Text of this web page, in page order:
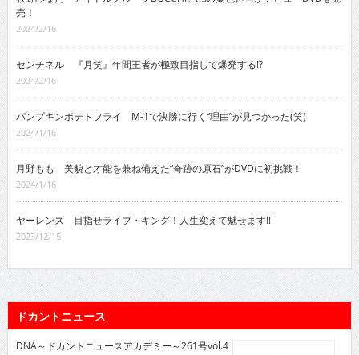
売！
2024/2/16
センチネル 『月笑』年間王者が極致目指して爆発する!?
2024/2/16
パンプキンポテトフライ M-1で決勝に行く“理由”が見つかった(笑)
2024/1/16
月野もも 美貌と才能を兼ね備えた“奇跡の原石”がDVDに初挑戦！
2024/1/16
ヤーレンズ 目指せライブ・キング！人生変えて魅せます!!
2023/12/15
ドカントニュース
DNA～ドカントニュースアカデミー～261号vol.4